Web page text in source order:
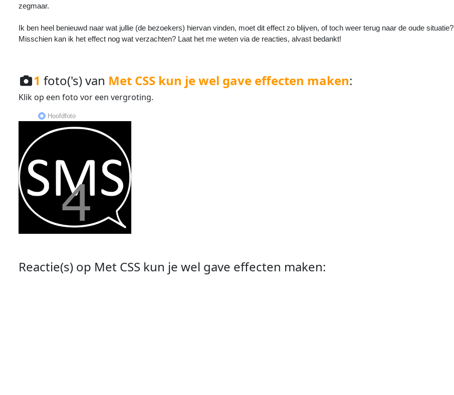
zegmaar.
Ik ben heel benieuwd naar wat jullie (de bezoekers) hiervan vinden, moet dit effect zo blijven, of toch weer terug naar de oude situatie?
Misschien kan ik het effect nog wat verzachten? Laat het me weten via de reacties, alvast bedankt!
1 foto('s) van Met CSS kun je wel gave effecten maken:
Klik op een foto vor een vergroting.
Hoofdfoto
Reactie(s) op Met CSS kun je wel gave effecten maken: